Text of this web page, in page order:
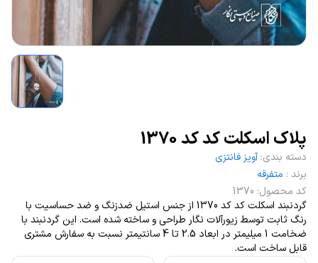
پلاک اسکلت کد کد 1370
دسته بندی: آویز فانتزی
برند : متفرقه
کد محصول:
1370
گردنبند اسکلت کد کد 1370 از جنس استیل ضدزنگ و ضد حساسیت با
رنگ ثابت توسط زیورآلات نگار طراحی و ساخته شده است. این گردنبند با
ضخامت 1 میلیمتر در ابعاد 2.5 تا 4 سانتیمتر نسبت به سفارش مشتری
قابل ساخت است.